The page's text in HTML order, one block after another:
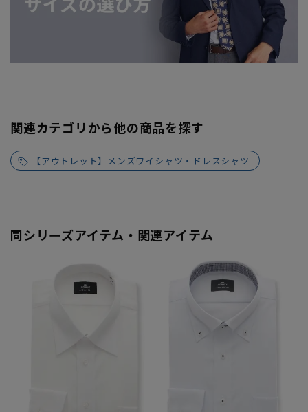
関連カテゴリから他の商品を探す
【アウトレット】メンズワイシャツ・ドレスシャツ
同シリーズアイテム・関連アイテム